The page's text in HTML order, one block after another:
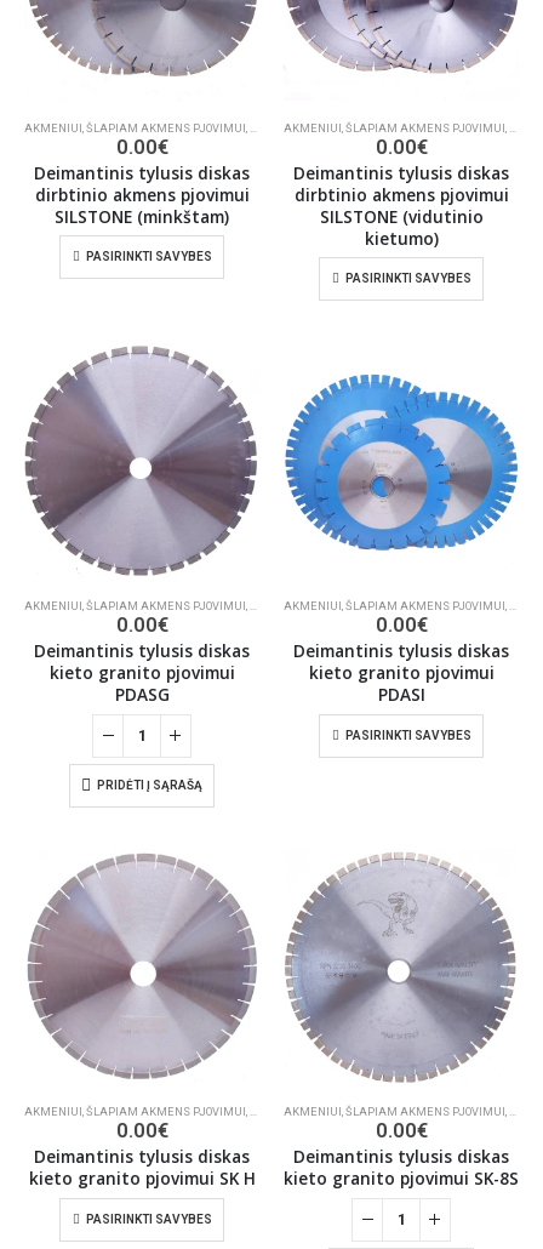
AKMENIUI ŠLAPIAM AKMENS PJOVIMUI DEIMANTINIAI PJŪKLAI
0.00€
Deimantinis tylusis diskas
dirbtinio akmens pjovimui
SILSTONE (minkštam)
PASIRINKTI SAVYBES
AKMENIUI ŠLAPIAM AKMENS PJOVIMUI
0.00€
Deimantinis tylusis diskas
dirbtinio akmens pjovimui
SILSTONE (vidutinio
kietumo)
PASIRINKTI SAVYBES
AKMENIUI ŠLAPIAM AKMENS PJOVIMUI DEIMANTINIAI PJŪKLAI
0.00€
Deimantinis tylusis diskas
kieto granito pjovimui
PDASG
PRIDĖTI Į SĄRAŠĄ
AKMENIUI ŠLAPIAM AKMENS PJOVIMUI
0.00€
Deimantinis tylusis diskas
kieto granito pjovimui
PDASI
PASIRINKTI SAVYBES
AKMENIUI,ŠLAPIAM AKMENS PJOVIMUI, DEIMANTINIAI PJŪKLAI
0.00€
Deimantinis tylusis diskas
kieto granito pjovimui SK H
PASIRINKTI SAVYBES
AKMENIUI,ŠLAPIAM AKMENS PJOVIMUI,
0.00€
Deimantinis tylusis diskas
kieto granito pjovimui SK-8S